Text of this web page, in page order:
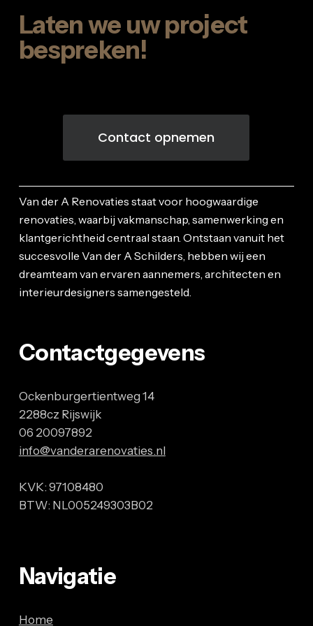
Laten we uw project
bespreken!
Contact opnemen
Van der A Renovaties staat voor hoogwaardige
renovaties, waarbij vakmanschap, samenwerking en
klantgerichtheid centraal staan. Ontstaan vanuit het
succesvolle Van der A Schilders, hebben wij een
dreamteam van ervaren aannemers, architecten en
interieurdesigners samengesteld.
Contactgegevens
Ockenburgertientweg 14
2288cz Rijswijk
06 20097892
info@vanderarenovaties.nl
KVK: 97108480
BTW: NL005249303B02
Navigatie
Home